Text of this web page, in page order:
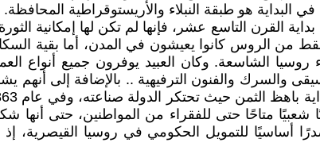
البداية هو طبقة النبلاء والأريستوقراطية المحافظة.
من 90% من مجموع السكان في بداية القرن التاسع عشر، فإنها لم تكن
التابعين لطبقة النبلاء. وفي نهاية القرن التاسع عشر، 13% فقط من الروس
الشاسعة. وكان العبيد يوفرون جميع أنواع
والسرك والفنون الترفيهية .. بالإضافة إلى أنهم